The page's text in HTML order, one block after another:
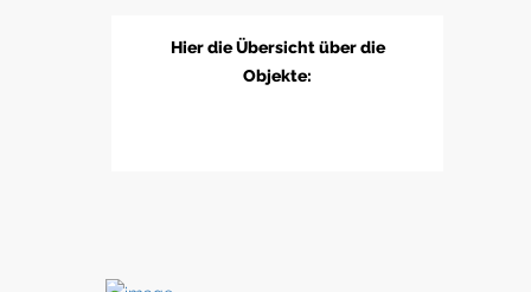
Hier die Übersicht über die
Objekte: